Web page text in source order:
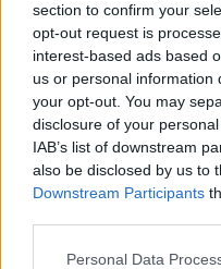
section to confirm your
opt-out request is
interest-based ads based
us or personal information
your opt-out. You may
disclosure of your
IAB’s list of downstream
also be disclosed by us to
Downstream Participants
Please note that this
Personal Data
szimulációi mégis
Az olasz beszámolók
szabadedzés adatai
kalkulált, hogy egy
tizedmásodperc lehet
képest, ezért a pole-
Antonellit tartották